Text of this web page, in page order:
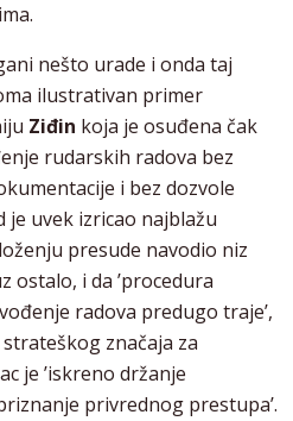
nešto urade i onda taj
ilustrativan primer
Ziđin koja je osuđena čak
rudarskih radova bez
i bez dozvole
je uvek izricao najblažu
presude navodio niz
ostalo, i da ’procedura
radova predugo traje’,
značaja za
je ’iskreno držanje
privrednog prestupa’.